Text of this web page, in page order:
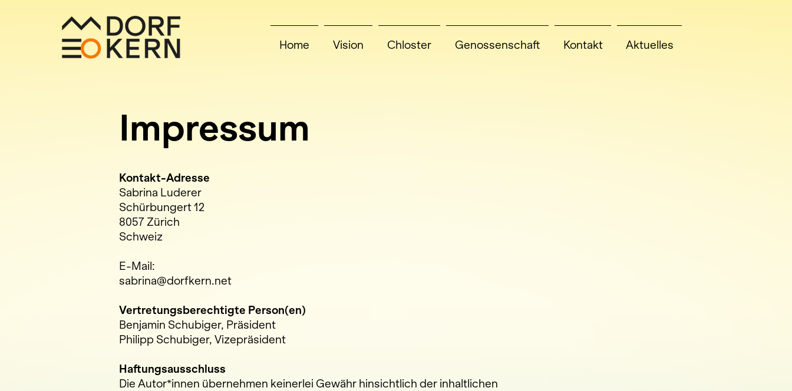
Home Vision Chloster Genossenschaft Kontakt Aktuelles
Impressum
Kontakt-Adresse
Sabrina Luderer
Schürbungert 12
8057 Zürich
Schweiz
E-Mail:
sabrina@dorfkern.net
Vertretungsberechtigte Person(en)
Benjamin Schubiger, Präsident
Philipp Schubiger, Vizepräsident
Haftungsausschluss
Die Autor*innen übernehmen keinerlei Gewähr hinsichtlich der inhaltlichen